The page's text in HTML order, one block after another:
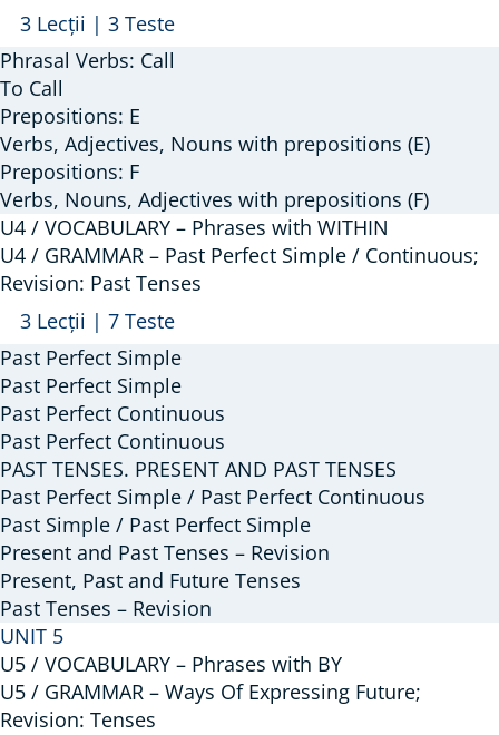
Arată
U4
/
VOCABULARY
–
Phrasal
Verbs:
Call;
Prepositions:
E,
3 Lecții | 3 Teste
Phrasal Verbs: Call
To Call
Prepositions: E
Verbs, Adjectives, Nouns with prepositions (E)
Prepositions: F
Verbs, Nouns, Adjectives with prepositions (F)
U4 / VOCABULARY – Phrases with WITHIN
U4 / GRAMMAR – Past Perfect Simple / Continuous;
Revision: Past Tenses
Arată
U4
/
GRAMMAR
–
Past
Perfect
Simple
/
Continuous;
Revision:
Past
Tenses
3 Lecții | 7 Teste
Past Perfect Simple
Past Perfect Simple
Past Perfect Continuous
Past Perfect Continuous
PAST TENSES. PRESENT AND PAST TENSES
Past Perfect Simple / Past Perfect Continuous
Past Simple / Past Perfect Simple
Present and Past Tenses – Revision
Present, Past and Future Tenses
Past Tenses – Revision
UNIT 5
U5 / VOCABULARY – Phrases with BY
U5 / GRAMMAR – Ways Of Expressing Future;
Revision: Tenses